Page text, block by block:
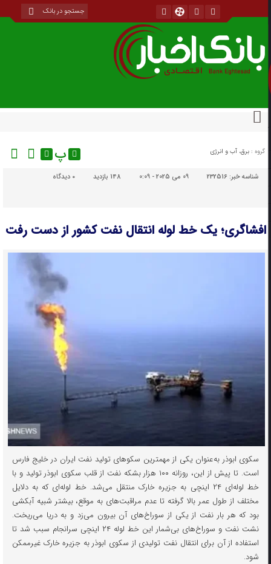
گروه : برق، آب و انرژی پ
شناسه خبر:232516 09 می 2025 - 0:09 148 بازدید دیدگاه
افشاگری؛ یک خط لوله انتقال نفت کشور از دست رفت
سکوی ابوذر به‌عنوان یکی از مهمترین سکو‌های تولید نفت ایران در خلیج فارس
است. تا پیش از این، روزانه ۱۰۰ هزار بشکه نفت از قلب سکوی ابوذر تولید و با
خط لوله‌ای ۲۴ اینچی به جزیره خارک منتقل می‌شد. خط لوله‌ای که به دلایل
مختلف از طول عمر بالا گرفته تا عدم مراقبت‌های به موقع، بیشتر شبیه آبکشی
بود که هر بار نفت از یکی از سوراخ‌های آن بیرون می‌زد و به دریا می‌ریخت.
نشت نفت و سوراخ‌های بی‌شمار این خط لوله ۲۴ اینچی سرانجام سبب شد تا
استفاده از آن برای انتقال نفت تولیدی از سکوی ابوذر به جزیره خارک غیرممکن
شود.